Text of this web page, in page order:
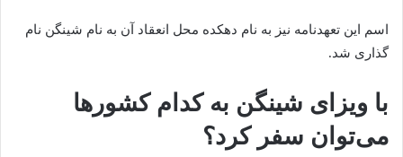
اسم این تعهدنامه نیز به نام دهکده محل انعقاد آن به نام شینگن نام
گذاری شد.
با ویزای شینگن به کدام کشورها
می‌توان سفر کرد؟